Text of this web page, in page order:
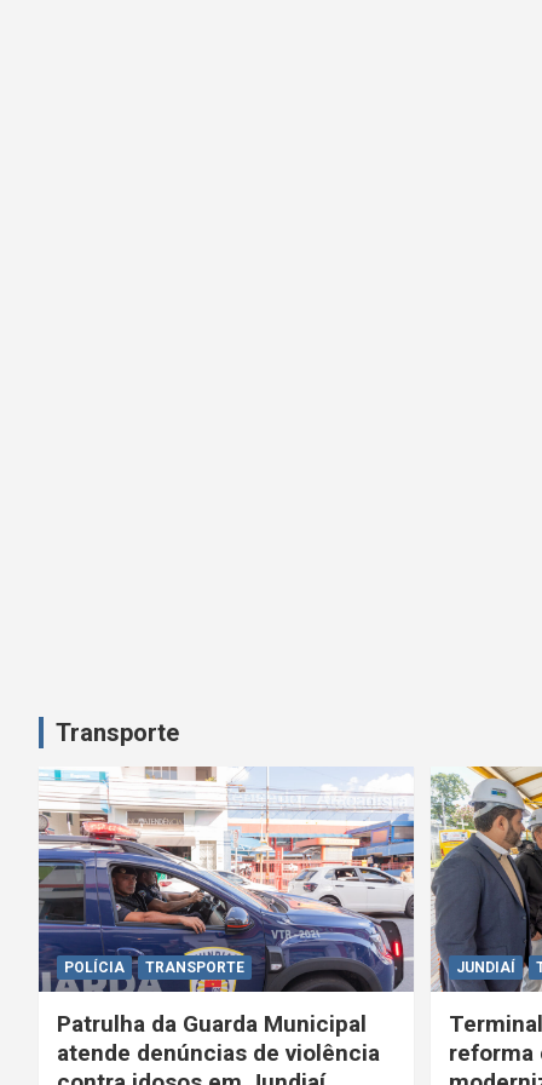
Transporte
POLÍCIA TRANSPORTE
Patrulha da Guarda Municipal
atende denúncias de violência
JUNDIAÍ
reforma